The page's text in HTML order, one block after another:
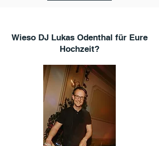
Wieso DJ Lukas Odenthal für Eure
Hochzeit?